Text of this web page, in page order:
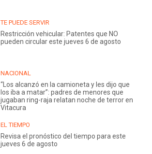
TE PUEDE SERVIR
Restricción vehicular: Patentes que NO
pueden circular este jueves 6 de agosto
NACIONAL
“Los alcanzó en la camioneta y les dijo que
los iba a matar”: padres de menores que
jugaban ring-raja relatan noche de terror en
Vitacura
EL TIEMPO
Revisa el pronóstico del tiempo para este
jueves 6 de agosto